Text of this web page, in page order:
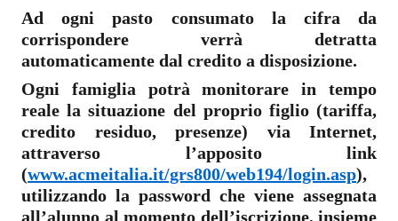
Ad ogni pasto consumato la cifra da
corrispondere verrà detratta
automaticamente dal credito a disposizione.
Ogni famiglia potrà monitorare in tempo
reale la situazione del proprio figlio (tariffa,
credito residuo, presenze) via Internet,
attraverso l’apposito link
(www.acmeitalia.it/grs800/web194/login.asp),
utilizzando la password che viene assegnata
all’alunno al momento dell’iscrizione, insieme